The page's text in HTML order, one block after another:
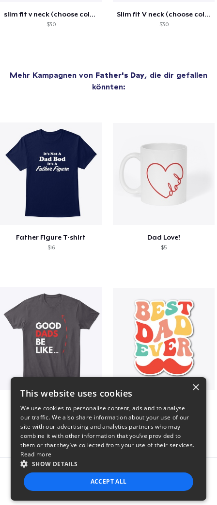
slim fit v neck (choose color)
$30
Slim fit V neck (choose color)
$30
Mehr Kampagnen von Father's Day, die dir gefallen
könnten:
Father Figure T-shirt
$16
Dad Love!
$5
$35 $5
Report this product
×
This website uses cookies
We use cookies to personalise content, ads and to analyse
our traffic. We also share information about your use of our
site with our advertising and analytics partners who may
combine it with other information that you’ve provided to
them or that they’ve collected from your use of their services.
Read more
SHOW DETAILS
ACCEPT ALL